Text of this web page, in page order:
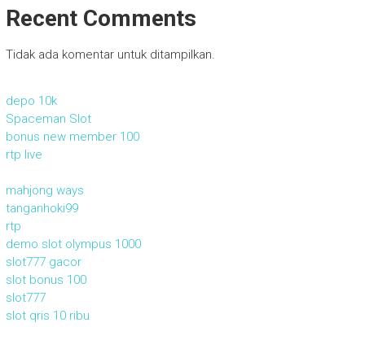
Recent Comments
Tidak ada komentar untuk ditampilkan.
depo 10k
Spaceman Slot
bonus new member 100
rtp live
mahjong ways
tanganhoki99
rtp
demo slot olympus 1000
slot777 gacor
slot bonus 100
slot777
slot qris 10 ribu